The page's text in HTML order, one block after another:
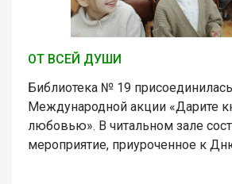
ОТ ВСЕЙ ДУШИ
Библиотека № 19
Международной акции «Дарите
любовью». В читальном зале
мероприятие, приуроченное к